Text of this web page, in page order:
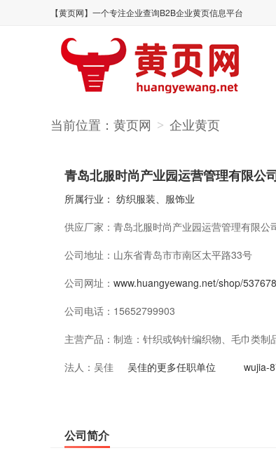
【黄页网】一个专注企业查询B2B企业黄页信息平台
当前位置： 黄页网 > 企业黄页
青岛北服时尚产业园运营管理有限公
所属行业： 纺织服装、服饰业
供应厂家： 青岛北服时尚产业园运营管理有限公
公司地址： 山东省青岛市市南区太平路33号
公司网址： www.huangyewang.net/shop/
公司电话： 15652799903
主营产品： 制造：针织或钩针编织物、毛巾类
套及皮装饰制品、鞋、文教办公用
法人： 吴佳 吴佳的更多任职单位 wujia-
公司简介